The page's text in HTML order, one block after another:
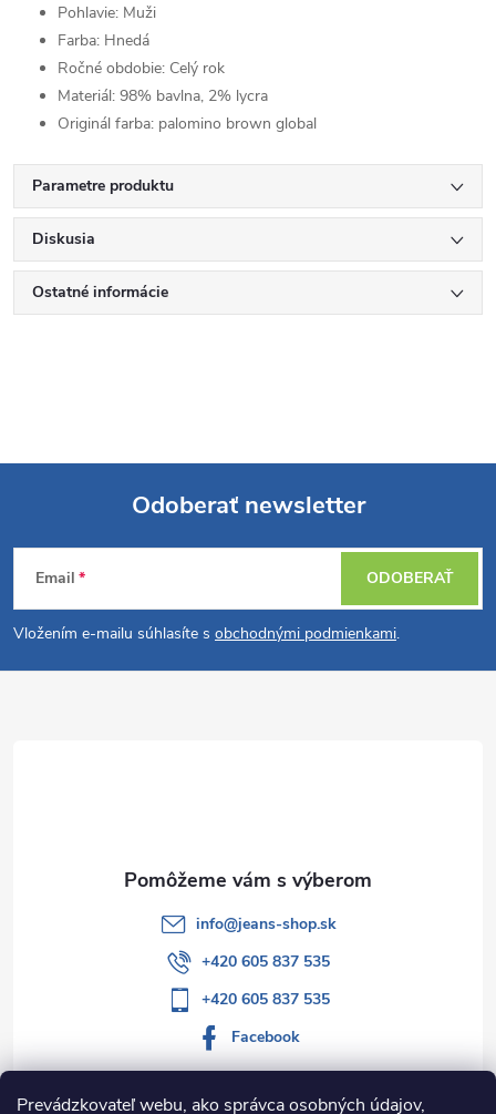
Prevádzkovateľ webu, ako správca osobných údajov,
Pohlavie: Muži
Farba: Hnedá
Ročné obdobie: Celý rok
Materiál: 98% bavlna, 2% lycra
Originál farba: palomino brown global
Parametre produktu
Diskusia
Ostatné informácie
Z
á
p
Odoberať newsletter
Email
Vložením e-mailu súhlasíte s obchodnými podmienkami.
ODOBERAŤ
info@jeans-shop.sk
+420 605 837 535
+420 605 837 535
Facebook